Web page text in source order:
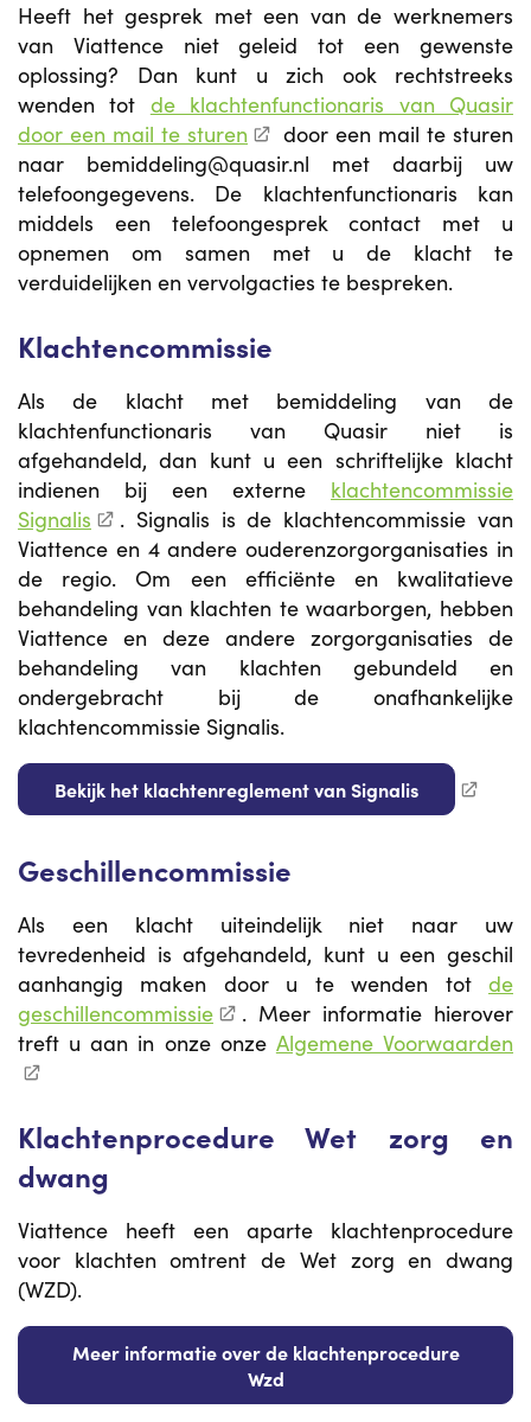
Heeft het gesprek met een van de werknemers
van Viattence niet geleid tot een gewenste
oplossing? Dan kunt u zich ook rechtstreeks
wenden tot de klachtenfunctionaris van Quasir
door een mail te sturen
door een mail te sturen
naar bemiddeling@quasir.nl met daarbij uw
telefoongegevens. De klachtenfunctionaris kan
middels een telefoongesprek contact met u
opnemen om samen met u de klacht te
verduidelijken en vervolgacties te bespreken.
Klachtencommissie
Als de klacht met bemiddeling van de
klachtenfunctionaris van Quasir niet is
afgehandeld, dan kunt u een schriftelijke klacht
indienen bij een externe klachtencommissie
Signalis
. Signalis is de klachtencommissie van
Viattence en 4 andere ouderenzorgorganisaties in
de regio. Om een efficiënte en kwalitatieve
behandeling van klachten te waarborgen, hebben
Viattence en deze andere zorgorganisaties de
behandeling van klachten gebundeld en
ondergebracht bij de onafhankelijke
klachtencommissie Signalis.
Bekijk het klachtenreglement van Signalis
Geschillencommissie
Als een klacht uiteindelijk niet naar uw
tevredenheid is afgehandeld, kunt u een geschil
aanhangig maken door u te wenden tot de
geschillencommissie
. Meer informatie hierover
treft u aan in onze onze Algemene Voorwaarden
Klachtenprocedure Wet zorg en
dwang
Viattence heeft een aparte klachtenprocedure
voor klachten omtrent de Wet zorg en dwang
(WZD).
Meer informatie over de klachtenprocedure
Wzd